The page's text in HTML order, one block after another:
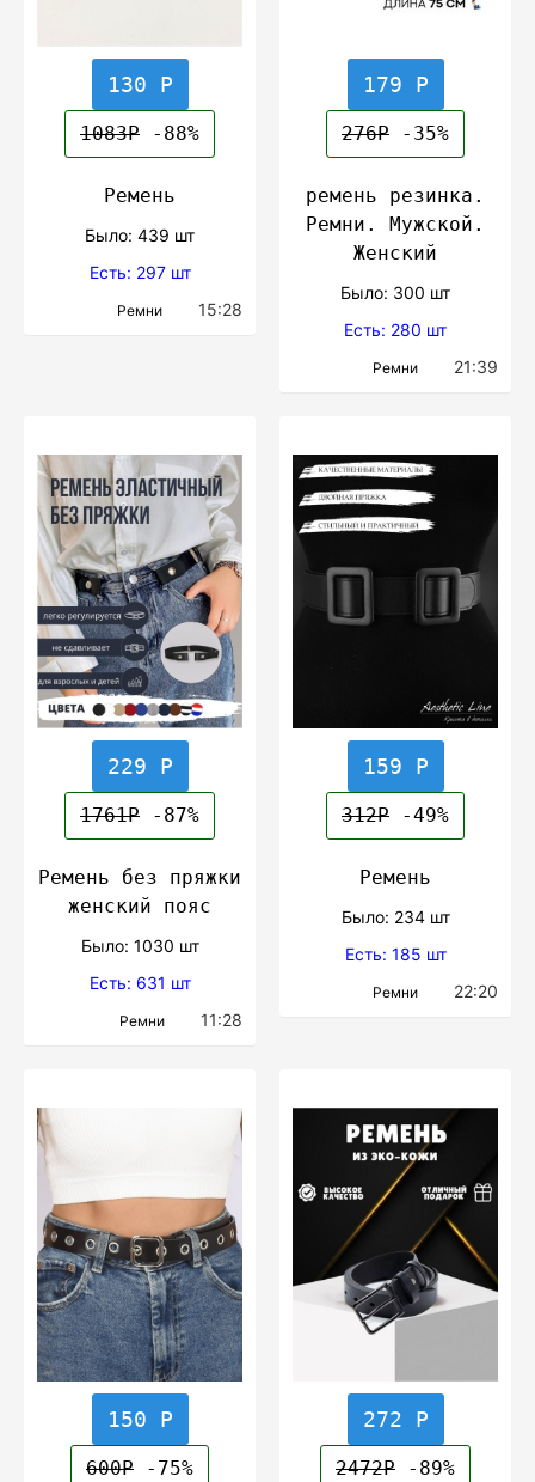
130 Р
1083Р -88%
Ремень
Было: 439 шт
Есть: 297 шт
Ремни 15:28
179 Р
276Р -35%
ремень резинка.
Ремни. Мужской.
Женский
Было: 300 шт
Есть: 280 шт
Ремни 21:39
229 Р
1761Р -87%
Ремень без пряжки
женский пояс
Было: 1030 шт
Есть: 631 шт
Ремни 11:28
159 Р
312Р -49%
Ремень
Было: 234 шт
Есть: 185 шт
Ремни 22:20
150 Р
600Р -75%
272 Р
2472Р -89%